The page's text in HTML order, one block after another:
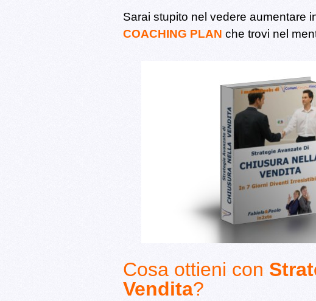
Sarai stupito nel vedere aumentare
COACHING PLAN che trovi nel
Cosa ottieni con
Vendita?